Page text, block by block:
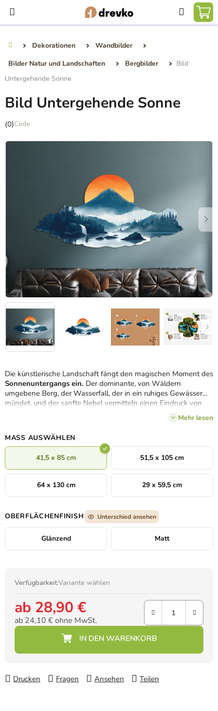
Inhalt
springen
Suchen
Dekorationen
Wandbilder
Bilder Natur und Landschaften
Bergbilder
Bild
Untergehende Sonne
Die künstlerische Landschaft fängt den magischen Moment des
Sonnenuntergangs ein. Der dominante, von Wäldern
umgebene Berg, der Wasserfall, der in ein ruhiges Gewässer
mündet, und der sanfte Nebel vermitteln einen Eindruck von
Ruhe, Reinheit und Rückkehr zur Natur. Die Szene wirkt wie ein
stiller, einschläfernder Zufluchtsort – ein Ort, der für manche ein
reales oder symbolisches Zuhause sein kann.
Mehr lesen
MASS AUSWÄHLEN
41,5 x 85 cm 51,5 x 105 cm
64 x 130 cm 29 x 59,5 cm
OBERFLÄCHENFINISH Unterschied ansehen
Glänzend Matt
Verfügbarkeit:Variante wählen
ab 28,90 €
ab 24,10 €ohne MwSt.
Drucken Fragen Ansehen Teilen
Bild Untergehende Sonne
Die
Produktbewertung
(0)